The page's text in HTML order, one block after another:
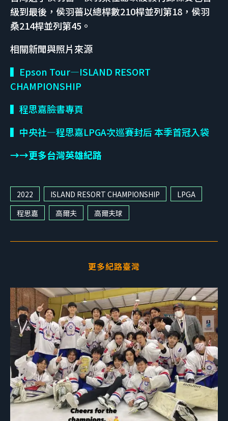
級到最後，侯羽薔以總桿數210桿並列第18，侯羽
桑214桿並列第45。
相關新聞與照片來源
▍Epson Tour—ISLAND RESORT
CHAMPIONSHIP
▍程思嘉臉書專頁
▍中央社—程思嘉LPGA次巡賽封后 本季首冠入袋
→→更多台灣英雄紀路
2022 ISLAND RESORT CHAMPIONSHIP
LPGA
程思嘉
高爾夫 高爾夫球
更多紀路臺灣